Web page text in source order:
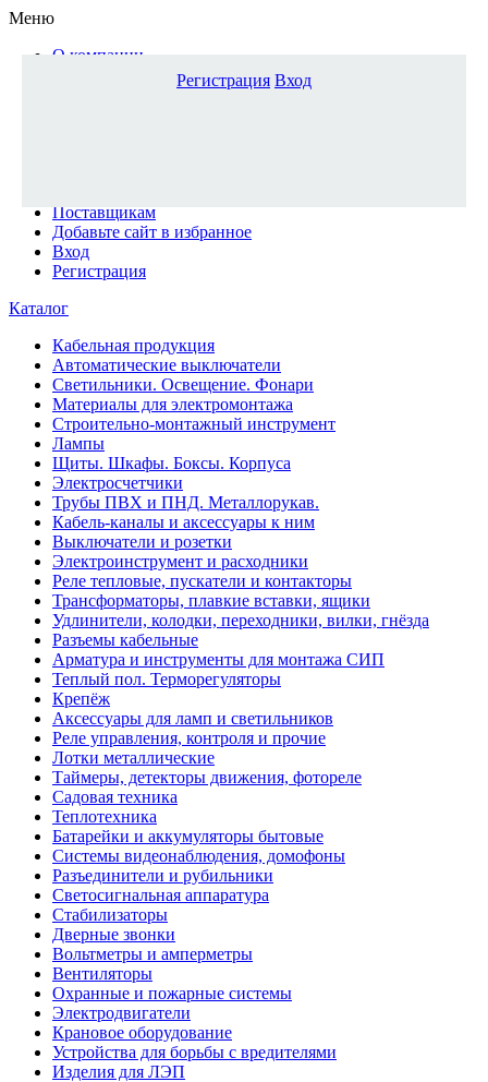
Меню
О компании
Доставка и оплата
Поставщикам
Добавьте сайт в избранное
Вход
Регистрация
Каталог
Кабельная продукция
Автоматические выключатели
Светильники. Освещение. Фонари
Материалы для электромонтажа
Строительно-монтажный инструмент
Лампы
Щиты. Шкафы. Боксы. Корпуса
Электросчетчики
Трубы ПВХ и ПНД. Металлорукав.
Кабель-каналы и аксессуары к ним
Выключатели и розетки
Электроинструмент и расходники
Реле тепловые, пускатели и контакторы
Трансформаторы, плавкие вставки, ящики
Удлинители, колодки, переходники, вилки, гнёзда
Разъемы кабельные
Арматура и инструменты для монтажа СИП
Теплый пол. Терморегуляторы
Крепёж
Аксессуары для ламп и светильников
Реле управления, контроля и прочие
Лотки металлические
Таймеры, детекторы движения, фотореле
Садовая техника
Теплотехника
Батарейки и аккумуляторы бытовые
Системы видеонаблюдения, домофоны
Разъединители и рубильники
Светосигнальная аппаратура
Стабилизаторы
Дверные звонки
Вольтметры и амперметры
Вентиляторы
Охранные и пожарные системы
Электродвигатели
Крановое оборудование
Устройства для борьбы с вредителями
Изделия для ЛЭП
Регистрация Вход